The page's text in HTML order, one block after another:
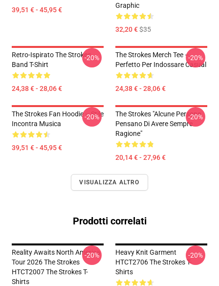
39,51 € - 45,95 €
Graphic
32,20 €$35
Retro-Ispirato The Strokes
Band T-Shirt
24,38 € - 28,06 €
-20%
The Strokes Merch Tee –
Perfetto Per Indossare Casual
24,38 € - 28,06 €
-20%
The Strokes Fan Hoodie – Stile
Incontra Musica
39,51 € - 45,95 €
-20%
The Strokes "Alcune Persone
Pensano Di Avere Sempre
Ragione"
20,14 € - 27,96 €
-20%
VISUALIZZA ALTRO
Prodotti correlati
Reality Awaits North America
Tour 2026 The Strokes
HTCT2007 The Strokes T-
Shirts
-20%
Heavy Knit Garment
HTCT2706 The Strokes T-
Shirts
-20%